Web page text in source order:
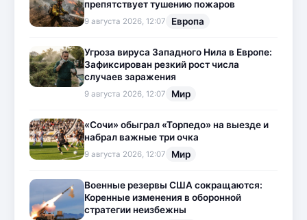
препятствует тушению пожаров
9 августа 2026, 12:07 Европа
Угроза вируса Западного Нила в Европе:
Зафиксирован резкий рост числа
случаев заражения
9 августа 2026, 12:07 Мир
«Сочи» обыграл «Торпедо» на выезде и
набрал важные три очка
9 августа 2026, 12:07 Мир
Военные резервы США сокращаются:
Коренные изменения в оборонной
стратегии неизбежны